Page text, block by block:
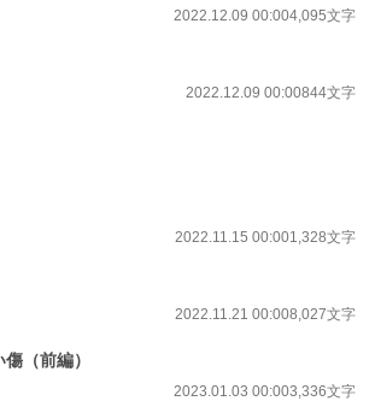
2022.12.09 00:004,095文字
2022.12.09 00:00844文字
2022.11.15 00:001,328文字
2022.11.21 00:008,027文字
（前編）
2023.01.03 00:003,336文字